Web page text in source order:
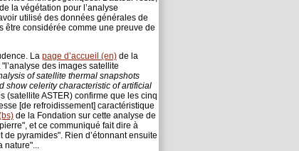
la végétation pour l’analyse
utilisé des données générales de
être considérée comme une preuve de
La page d’accueil (en) de la
des images satellite
of satellite thermal snapshots
show celerity characteristic of artificial
(satellite ASTER) confirme que les cinq
[de refroidissement] caractéristique
de la Fondation sur cette analyse de
et ce communiqué fait dire à
pyramides". Rien d’étonnant ensuite
nature"...